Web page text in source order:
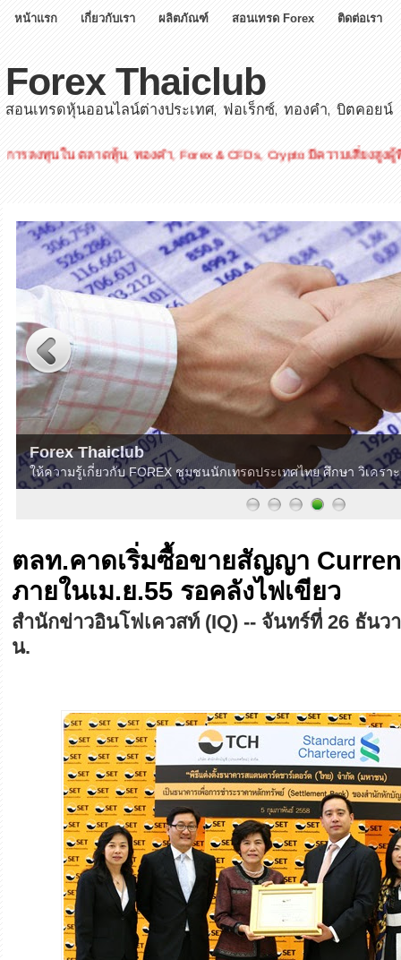
หน้าแรก เกี่ยวกับเรา ผลิตภัณฑ์ สอนเทรด Forex ติดต่อเรา
Forex Thaiclub
สอนเทรดหุ้นออนไลน์ต่างประเทศ, ฟอเร็กซ์, ทองคำ, บิตคอยน์
น ตลาดหุ้น, ทองคำ, Forex & CFDs, Crypto มีความเสี่ยงสูงผู้ที่สนใจโ
Forex Thaiclub
ให้ความรู้เกี่ยวกับ FOREX ชุมชนนักเทรดประเทศไทย ศึกษา วิเคร
ตลท.คาดเริ่มซื้อขายสัญญา
ภายในเม.ย.55 รอคลังไฟเขียว
สำนักข่าวอินโฟเควสท์ (IQ) -- จันทร์ที่ 26 ธันว
น.